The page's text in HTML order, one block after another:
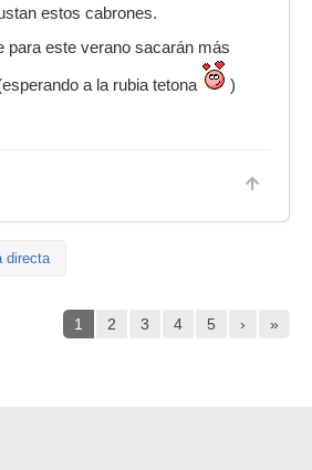
estos cabrones.
para este verano sacarán más
a la rubia tetona
)
directa
1 2 3 4 5 › »